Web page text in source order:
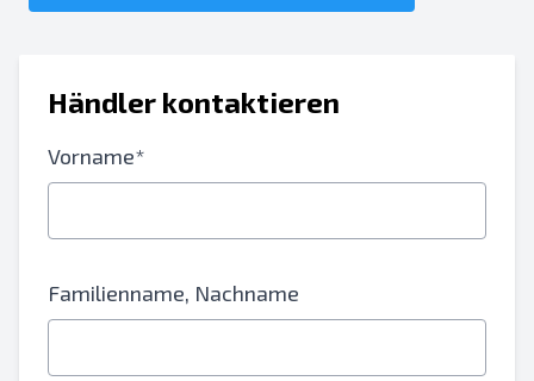
Händler kontaktieren
Vorname*
Familienname, Nachname